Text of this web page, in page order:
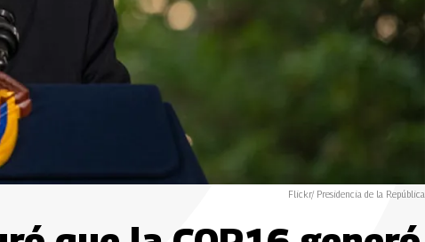
Flickr/ Presidencia de la República